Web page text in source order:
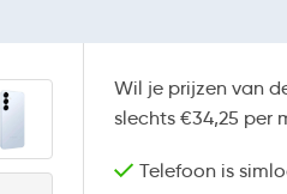
Wil je prijzen van
slechts €34,25 per
Telefoon is